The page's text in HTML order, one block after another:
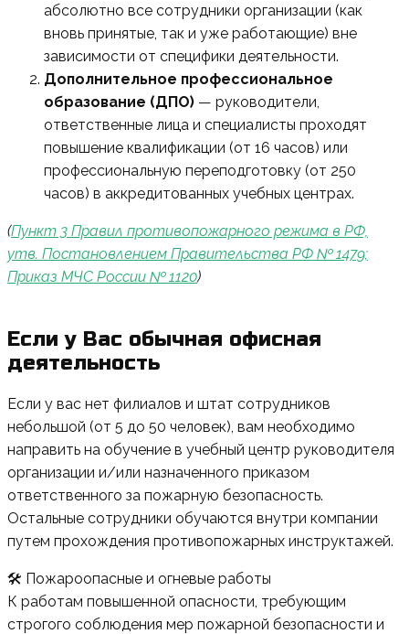
абсолютно все сотрудники организации (как
вновь принятые, так и уже работающие) вне
зависимости от специфики деятельности.
Дополнительное профессиональное
образование (ДПО) — руководители,
ответственные лица и специалисты проходят
повышение квалификации (от 16 часов) или
профессиональную переподготовку (от 250
часов) в аккредитованных учебных центрах.
(Пункт 3 Правил противопожарного режима в РФ,
утв. Постановлением Правительства РФ № 1479;
Приказ МЧС России № 1120)
Если у Вас обычная офисная
деятельность
Если у вас нет филиалов и штат сотрудников
небольшой (от 5 до 50 человек), вам необходимо
направить на обучение в учебный центр руководителя
организации и/или назначенного приказом
ответственного за пожарную безопасность.
Остальные сотрудники обучаются внутри компании
путем прохождения противопожарных инструктажей.
🛠 Пожароопасные и огневые работы
К работам повышенной опасности, требующим
строгого соблюдения мер пожарной безопасности и